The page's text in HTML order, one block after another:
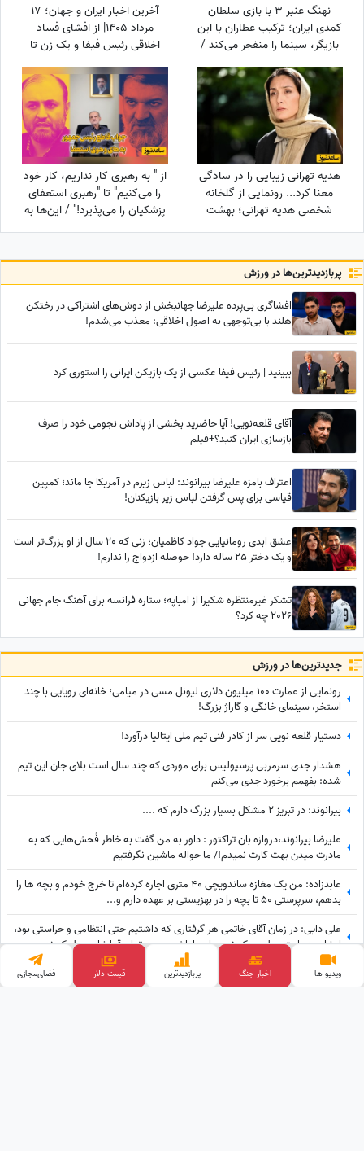
نهنگ عنبر 3 با بازی سلطان
کمدی ایران؛ ترکیب عطاران با این
بازیگر، سینما را منفجر می‌کند /
جایگزین مهناز افشار کیست؟
آخرین اخبار ایران و جهان؛ 17
مرداد 1405| از افشای فساد
اخلاقی رئیس فیفا و یک زن تا
سوژه شدن جوراب‌های شهباز
شریف
هدیه تهرانی زیبایی را در سادگی
معنا کرد... رونمایی از گلخانه
شخصی هدیه تهرانی؛ بهشت
شمعدانی‌های رنگی خانم بازیگر
از " به رهبری کار نداریم، کار خود
را می‌کنیم" تا "رهبری استعفای
پزشکیان را می‌پذیرد!" / این‌ها به
نفع چه کسی کار می‌کنند؟
پربازدید‌ترین‌ها در ورزش
افشاگری بی‌پرده علیرضا جهانبخش از دوش‌های اشتراکی در رختکن
هلند با بی‌توجهی به اصول اخلاقی: معذب می‌شدم!
ببینید | رئیس فیفا عکسی از یک بازیکن ایرانی را استوری کرد
آقای قلعه‌نویی! آیا حاضرید بخشی از پاداش نجومی خود را صرف
بازسازی ایران کنید؟+فیلم
اعتراف بامزه علیرضا بیرانوند: لباس زیرم در آمریکا جا ماند؛ کمپین
قیاسی برای پس گرفتن لباس‌ زیر بازیکنان!
عشق ابدی رومانیایی جواد کاظمیان؛ زنی که 20 سال از او بزرگ‌تر است
و یک دختر 25 ساله دارد! حوصله ازدواج را ندارم!
تشکر غیرمنتظره شکیرا از امباپه؛ ستاره فرانسه برای آهنگ جام جهانی
2026 چه کرد؟
جدید‌ترین‌ها در ورزش
رونمایی از عمارت 100 میلیون دلاری لیونل مسی در میامی؛ خانه‌ای رویایی با چند
استخر، سینمای خانگی و گاراژ بزرگ!
دستیار قلعه نویی سر از کادر فنی تیم ملی ایتالیا درآورد!
هشدار جدی سرمربی پرسپولیس برای موردی که چند سال است بلای جان این تیم
شده: بفهمم برخورد جدی می‌کنم
بیرانوند: در تبریز 2 مشکل بسیار بزرگ دارم که ....
علیرضا بیرانوند،دروازه بان تراکتور : داور به من گفت به خاطر فُحش‌هایی که به
مادرت میدن بهت کارت نمیدم!/ ما حواله ماشین نگرفتیم
عابدزاده: من یک مغازه ساندویچی 40 متری اجاره کرده‌ام تا خرج خودم و بچه ها را
بدهم، سرپرستی 50 تا بچه را در بهزیستی بر عهده دارم و...
علی دایی: در زمان آقای خاتمی هر گرفتاری‌ که داشتیم حتی انتظامی و حراستی بود،
ایشان به راحتی حل می‌کردند درباره پاداش هم به تمام قولشان عمل کردند و...
مهدی طارمی: برای علی دایی سرم را هم می دهم ؛ می خواهم ماشین گران قیمتم را
ویدیو ها اخبار جنگ پربازدید‌ترین قیمت طلا فضای‌مجازی